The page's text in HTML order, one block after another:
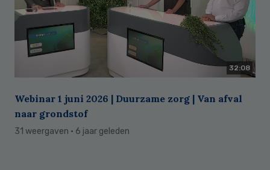
32:08
Webinar 1 juni 2026 | Duurzame zorg | Van afval
naar grondstof
31 weergaven · 6 jaar geleden